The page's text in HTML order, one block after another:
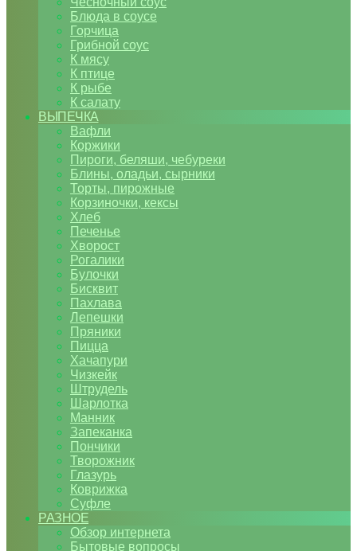
Блюда в соусе
Горчица
Грибной соус
К мясу
К птице
К рыбе
К салату
ВЫПЕЧКА
Вафли
Коржики
Пироги, беляши, чебуреки
Блины, оладьи, сырники
Торты, пирожные
Корзиночки, кексы
Хлеб
Печенье
Хворост
Рогалики
Булочки
Бисквит
Пахлава
Лепешки
Пряники
Пицца
Хачапури
Чизкейк
Штрудель
Шарлотка
Манник
Запеканка
Пончики
Творожник
Глазурь
Коврижка
Суфле
РАЗНОЕ
Обзор интернета
Бытовые вопросы